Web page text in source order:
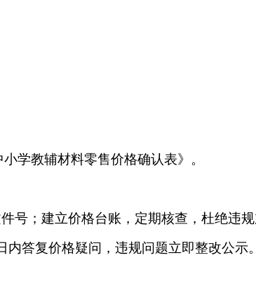
学教辅材料零售价格确认表》 。
号；建立价格台账，定期核查，杜绝违规
内答复价格疑问，违规问题立即整改公示。